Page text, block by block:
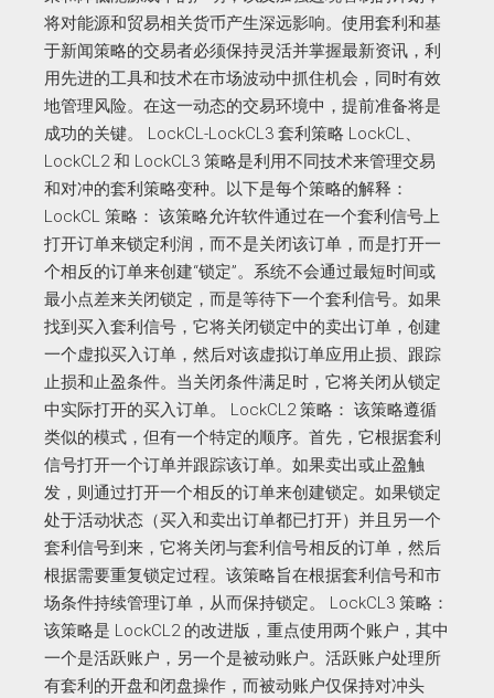
将对能源和贸易相关货币产生深远影响。使用套利和基
于新闻策略的交易者必须保持灵活并掌握最新资讯，利
用先进的工具和技术在市场波动中抓住机会，同时有效
地管理风险。在这一动态的交易环境中，提前准备将是
成功的关键。 LockCL-LockCL3 套利策略 LockCL、
LockCL2 和 LockCL3 策略是利用不同技术来管理交易
和对冲的套利策略变种。以下是每个策略的解释：
LockCL 策略： 该策略允许软件通过在一个套利信号上
打开订单来锁定利润，而不是关闭该订单，而是打开一
个相反的订单来创建“锁定”。系统不会通过最短时间或
最小点差来关闭锁定，而是等待下一个套利信号。如果
找到买入套利信号，它将关闭锁定中的卖出订单，创建
一个虚拟买入订单，然后对该虚拟订单应用止损、跟踪
止损和止盈条件。当关闭条件满足时，它将关闭从锁定
中实际打开的买入订单。 LockCL2 策略： 该策略遵循
类似的模式，但有一个特定的顺序。首先，它根据套利
信号打开一个订单并跟踪该订单。如果卖出或止盈触
发，则通过打开一个相反的订单来创建锁定。如果锁定
处于活动状态（买入和卖出订单都已打开）并且另一个
套利信号到来，它将关闭与套利信号相反的订单，然后
根据需要重复锁定过程。该策略旨在根据套利信号和市
场条件持续管理订单，从而保持锁定。 LockCL3 策略：
该策略是 LockCL2 的改进版，重点使用两个账户，其中
一个是活跃账户，另一个是被动账户。活跃账户处理所
有套利的开盘和闭盘操作，而被动账户仅保持对冲头